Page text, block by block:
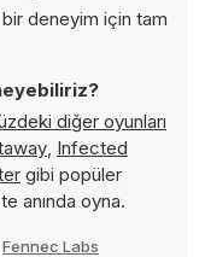
deneyim için tam
diğer oyunları
, Infected
gibi popüler
anında oyna.
Fennec Labs